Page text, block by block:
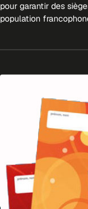
pour garantir des
population